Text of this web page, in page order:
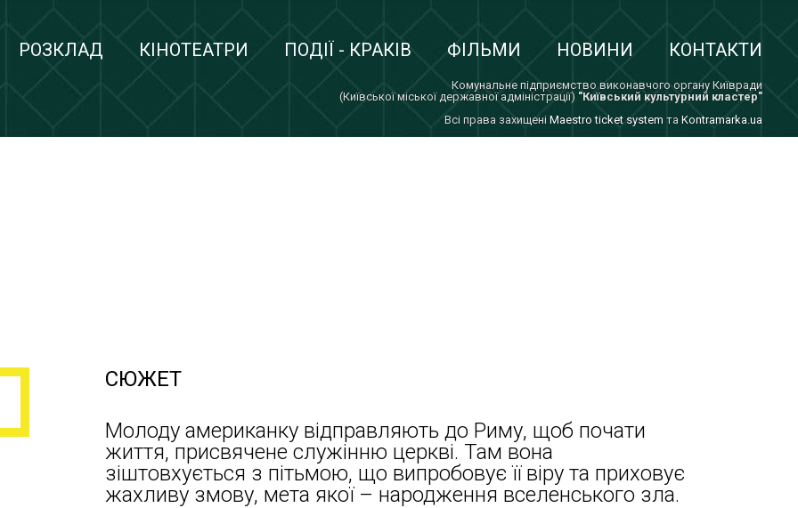
РОЗКЛАД КІНОТЕАТРИ ПОДІЇ - КРАКІВ ФІЛЬМИ НОВИНИ КОНТАКТИ
Комунальне підприємство виконавчого органу Київради
(Київської міської державної адміністрації) "Київський культурний кластер"
Всi права захищенi Maestro ticket system та Kontramarka.ua
СЮЖЕТ
Молоду американку відправляють до Риму, щоб почати
життя, присвячене служінню церкві. Там вона
зіштовхується з пітьмою, що випробовує її віру та приховує
жахливу змову, мета якої – народження вселенського зла.